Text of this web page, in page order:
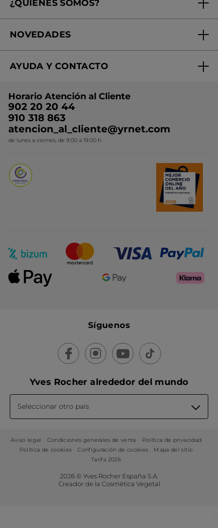
Tratamientos de Belleza
Mi club Yves Rocher
¿QUIÉNES SOMOS?
¿Quiénes somos?
Nuestros compromisos
Conviértete en Franquiciada
NOVEDADES
Rebajas
Ideas de Regalo
Colección Monoi
Novedades del mes
AYUDA Y CONTACTO
Contacto
Horario Atención al Cliente
902 20 20 44
910 318 863
atencion_al_cliente@yrnet.com
de lunes a viernes, de 9:00 a 19:00 h
Síguenos
Yves Rocher alrededor del mundo
Seleccionar otro país
Aviso legal Condiciones generales de venta
Política de privacidad
Política de cookies
Configuración de cookies
Mapa del sitio
Tarifa 2026
2026 © Yves Rocher España S.A.
Creador de la Cosmética Vegetal